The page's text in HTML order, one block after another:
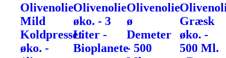
Olivenolie
Mild
Koldpresset
øko. -
Olivenolie
øko. - 3
Liter -
Bioplanete
Olivenolie
ø
Demeter
- 500
Græsk
øko. -
500 Ml.